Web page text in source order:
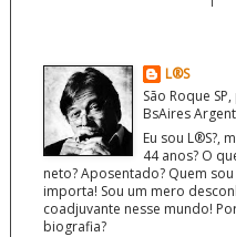
L®S
São Roque
BsAires
Eu sou L®S?,
44 anos? O
neto? Aposentado? Quem
importa! Sou um mero
coadjuvante nesse mundo!
biografia?